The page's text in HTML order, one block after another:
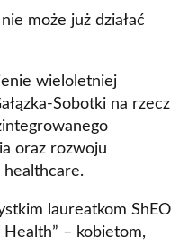
może już działać
wieloletniej
Sobotki na rzecz
oraz rozwoju
laureatkom ShEO
– kobietom,